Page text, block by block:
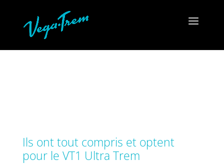
Ils ont tout compris et optent
pour le VT1 Ultra Trem